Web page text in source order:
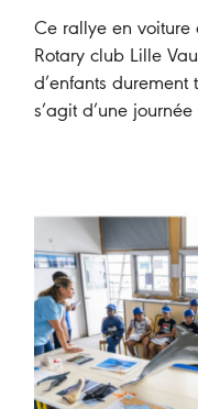
Ce rallye en
Rotary club Lille
d’enfants
s’agit d’une